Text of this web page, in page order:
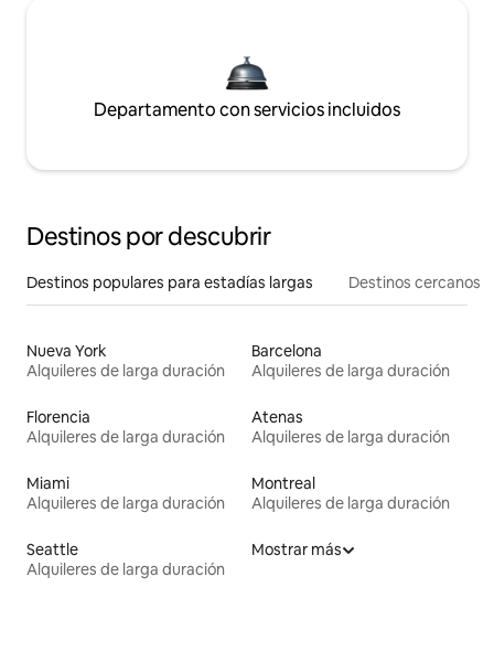
Departamento con servicios incluidos
Destinos por descubrir
Destinos populares para estadías largas Destinos cercanos
Nueva York
Alquileres de larga duración
Barcelona
Alquileres de larga duración
Florencia
Alquileres de larga duración
Atenas
Alquileres de larga duración
Miami
Alquileres de larga duración
Montreal
Alquileres de larga duración
Seattle
Alquileres de larga duración
Mostrar más